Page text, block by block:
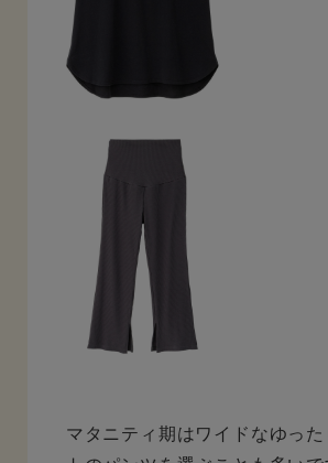
マタニティ期はワイドなゆった